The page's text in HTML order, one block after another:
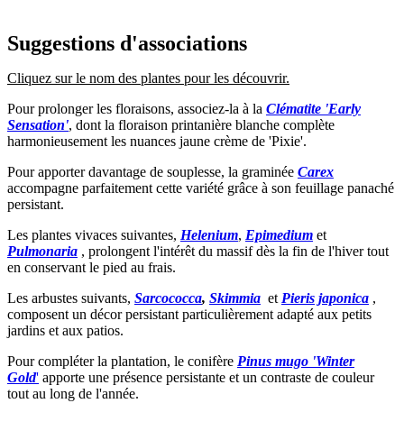
Suggestions d'associations
Cliquez sur le nom des plantes pour les découvrir.
Pour prolonger les floraisons, associez-la à la Clématite 'Early
Sensation', dont la floraison printanière blanche complète
harmonieusement les nuances jaune crème de 'Pixie'.
Pour apporter davantage de souplesse, la graminée Carex
accompagne parfaitement cette variété grâce à son feuillage panaché
persistant.
Les plantes vivaces suivantes, Helenium, Epimedium et
Pulmonaria , prolongent l'intérêt du massif dès la fin de l'hiver tout
en conservant le pied au frais.
Les arbustes suivants, Sarcococca, Skimmia etPieris japonica ,
composent un décor persistant particulièrement adapté aux petits
jardins et aux patios.
Pour compléter la plantation, le conifère Pinus mugo 'Winter
Gold' apporte une présence persistante et un contraste de couleur
tout au long de l'année.